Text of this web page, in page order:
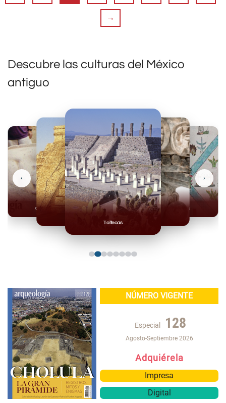
→
Descubre las culturas del México
antiguo
Toltecas
Mexicas
Olmecas
‹ ›
NÚMERO VIGENTE
Especial 128
Agosto-Septiembre 2026
Adquiérela
Impresa
Digital